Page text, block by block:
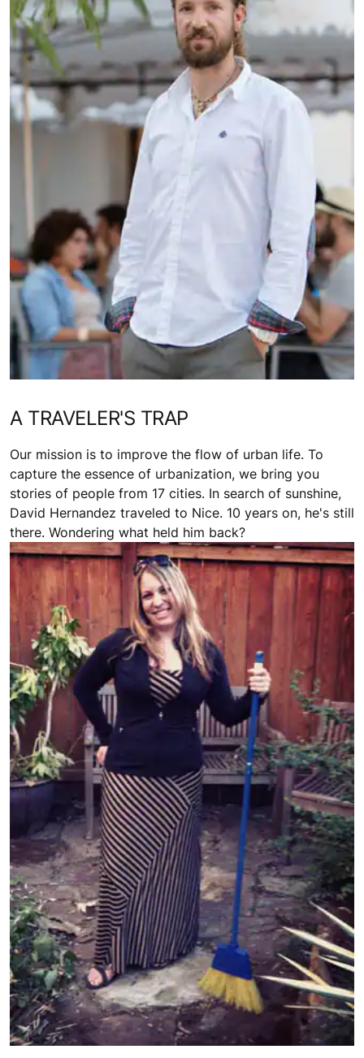
A TRAVELER'S TRAP
Our mission is to improve the flow of urban life. To
capture the essence of urbanization, we bring you
stories of people from 17 cities. In search of sunshine,
David Hernandez traveled to Nice. 10 years on, he's still
there. Wondering what held him back?